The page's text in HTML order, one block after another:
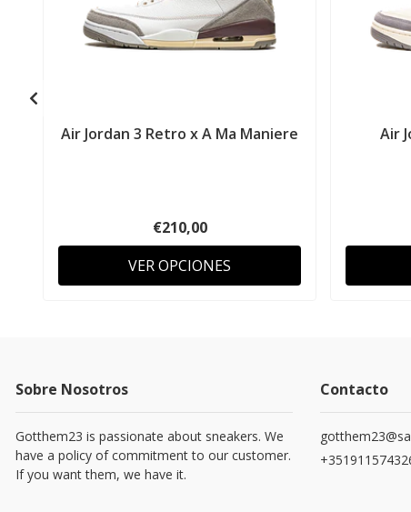
Air Jordan 3 Retro x A Ma Maniere
€210,00
VER OPCIONES
Air
Sobre Nosotros
Gotthem23 is passionate about sneakers. We
have a policy of commitment to our customer.
If you want them, we have it.
Contacto